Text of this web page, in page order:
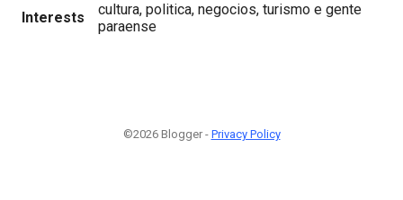
Interests
cultura, politica, negocios, turismo e gente
paraense
©2026 Blogger - Privacy Policy